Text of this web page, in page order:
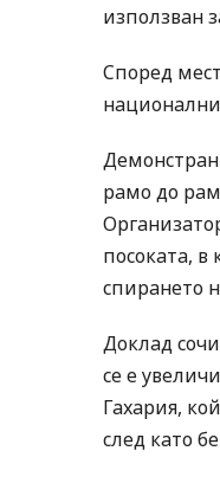
използван
Според
рамо до
посоката, в
спирането
Доклад
се е
Гахария,
след като